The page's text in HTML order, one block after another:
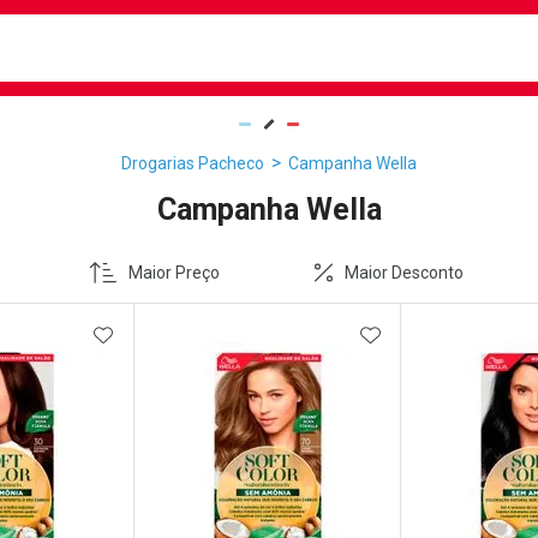
Drogarias Pacheco Campanha Wella
Campanha Wella
Maior Preço Maior Desconto
ADICIONAR AOS FAVORITOSADICIONAR AOS